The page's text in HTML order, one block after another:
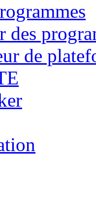
des
de